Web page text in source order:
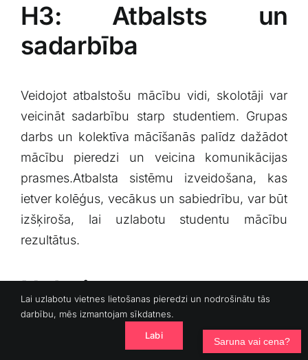
H3:⁣ Atbalsts ‍un⁣
sadarbība
Veidojot⁣ atbalstošu mācību vidi, skolotāji‌ var
veicināt sadarbību starp studentiem. ⁤Grupas
darbs un kolektīva mācīšanās‍ palīdz ⁢dažādot
mācību​ pieredzi ⁢un veicina komunikācijas
prasmes.Atbalsta​ sistēmu izveidošana, kas
ietver ‌kolēģus, ‍vecākus un sabiedrību, var būt
izšķiroša, lai‌ uzlabotu studentu ⁣mācību
⁤rezultātus.
Nobeigums
Pielāgojot⁣ mācību⁢ procesus mūsdienu
Lai uzlabotu vietnes lietošanas pieredzi un nodrošinātu tās
darbību, mēs izmantojam sīkdatnes.
Labi
Saruna vai cena?